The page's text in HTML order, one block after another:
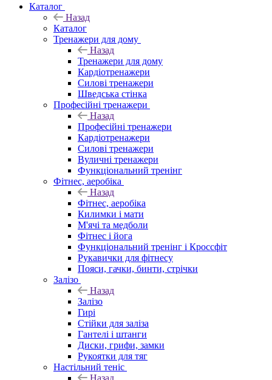
Каталог
Назад
Каталог
Тренажери для дому
Назад
Тренажери для дому
Кардіотренажери
Силові тренажери
Шведська стінка
Професійні тренажери
Назад
Професійні тренажери
Кардіотренажери
Силові тренажери
Вуличні тренажери
Функціональний тренінг
Фітнес, аеробіка
Назад
Фітнес, аеробіка
Килимки і мати
М'ячі та медболи
Фітнес і йога
Функціональний тренінг і Кроссфіт
Рукавички для фітнесу
Пояси, гачки, бинти, стрічки
Залізо
Назад
Залізо
Гирі
Стійки для заліза
Гантелі і штанги
Диски, грифи, замки
Рукоятки для тяг
Настільний теніс
Назад